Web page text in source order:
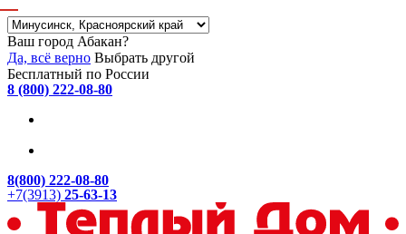
Ваш город Абакан?
Да, всё верно Выбрать другой
Бесплатный по России
8 (800) 222-08-80
8(800) 222-08-80
+7(3913) 25-63-13